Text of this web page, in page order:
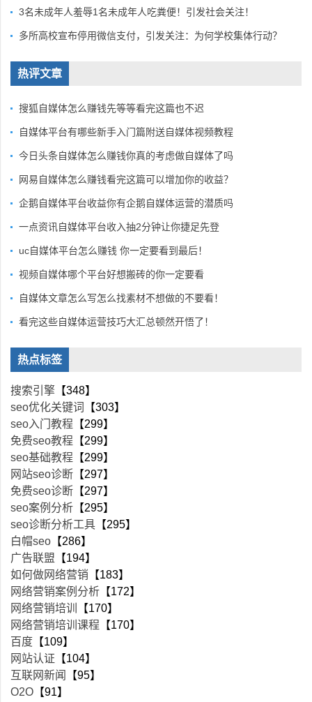
3名未成年人羞辱1名未成年人吃粪便！引发社会关注！
多所高校宣布停用微信支付，引发关注：为何学校集体行动？
热评文章
搜狐自媒体怎么赚钱先等等看完这篇也不迟
自媒体平台有哪些新手入门篇附送自媒体视频教程
今日头条自媒体怎么赚钱你真的考虑做自媒体了吗
网易自媒体怎么赚钱看完这篇可以增加你的收益？
企鹅自媒体平台收益你有企鹅自媒体运营的潜质吗
一点资讯自媒体平台收入抽2分钟让你捷足先登
uc自媒体平台怎么赚钱 你一定要看到最后！
视频自媒体哪个平台好想搬砖的你一定要看
自媒体文章怎么写怎么找素材不想做的不要看！
看完这些自媒体运营技巧大汇总顿然开悟了！
热点标签
搜索引擎 【348】
seo优化关键词
【303】
seo入门教程 【299】
免费seo教程 【299】
seo基础教程 【299】
网站seo诊断 【297】
免费seo诊断 【297】
seo案例分析 【295】
seo诊断分析工具 【295】
白帽seo 【286】
广告联盟 【194】
如何做网络营销 【183】
网络营销案例分析 【172】
网络营销培训
【170】
网络营销培训课程 【170】
百度 【109】
网站认证 【104】
互联网新闻
【95】
O2O 【91】